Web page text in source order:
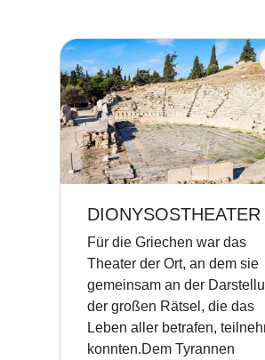
DIONYSOSTHEATER
Für die Griechen war das
Theater der Ort, an dem sie
gemeinsam an der
der großen Rätsel, die das
Leben aller betrafen,
konnten.Dem Tyrannen